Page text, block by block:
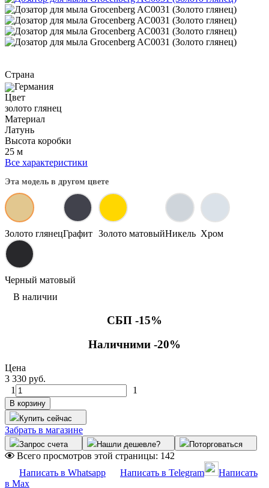
Страна
Германия
Цвет
золото глянец
Материал
Латунь
Высота коробки
25 м
Все характеристики
Эта модель в другом цвете
Золото глянецГрафит Золото матовыйНикель Хром
Черный матовый
В наличии
СБП -15%
Наличними -20%
Цена
3 330 руб.
1
1
В корзину
Купить сейчас
Забрать в магазине
Запрос счета Нашли дешевле? Поторговаться
Всего просмотров этой страницы: 142
Написать в Whatsapp
Написать в Telegram
Написать
в Max